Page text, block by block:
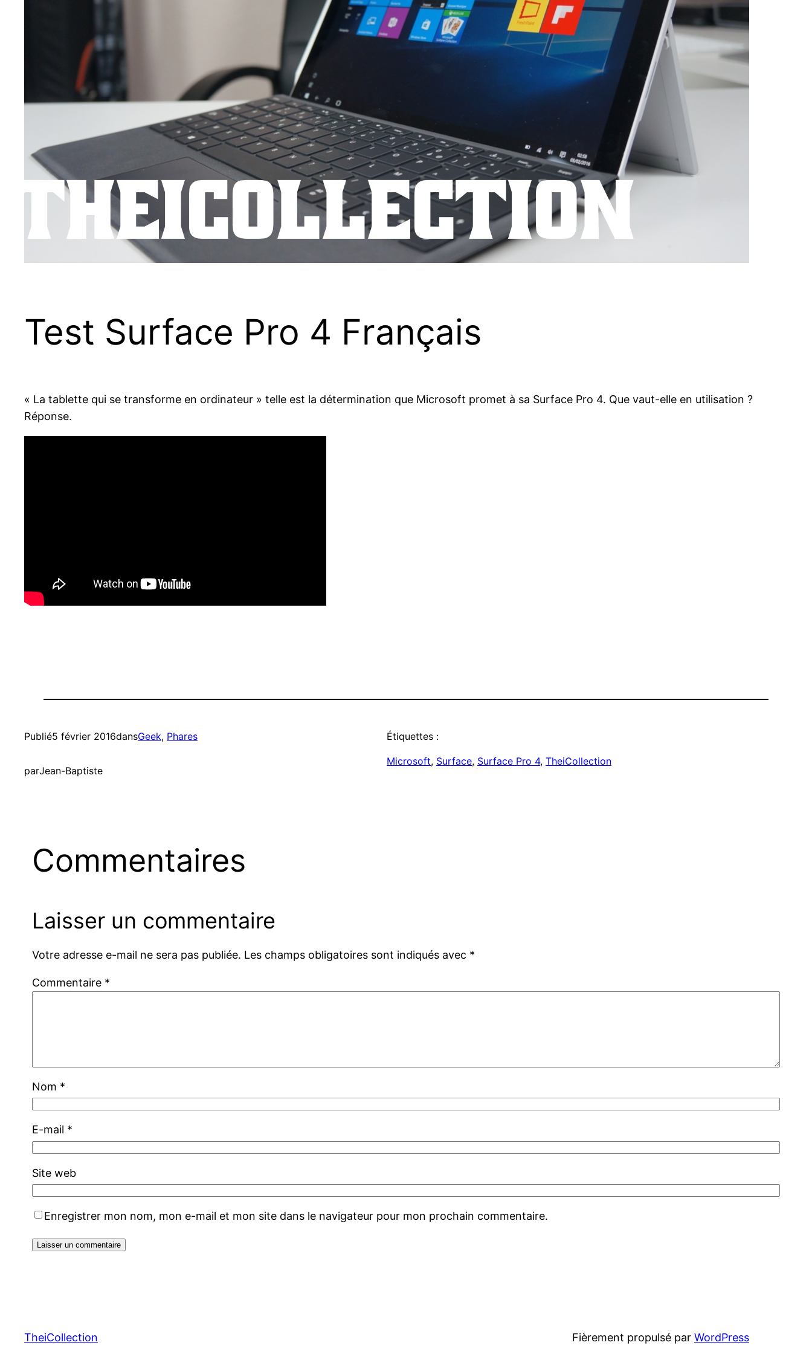
Test Surface Pro 4 Français
« La tablette qui se transforme en ordinateur » telle est la détermination que Microsoft promet à sa Surface Pro 4. Que vaut-elle en utilisation ?
Réponse.
Publié5 février 2016dansGeek, Phares
parJean-Baptiste
Étiquettes :
Microsoft, Surface, Surface Pro 4, TheiCollection
Commentaires
Laisser un commentaire
Votre adresse e-mail ne sera pas publiée. Les champs obligatoires sont indiqués avec *
Commentaire *
Nom *
E-mail *
Site web
Enregistrer mon nom, mon e-mail et mon site dans le navigateur pour mon prochain commentaire.
TheiCollection Fièrement propulsé par WordPress